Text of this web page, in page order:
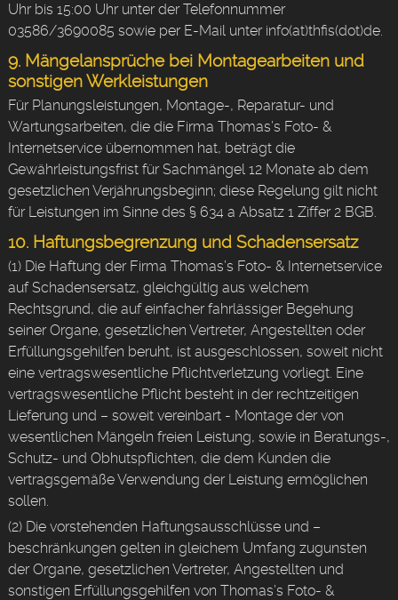
Uhr bis 15:00 Uhr unter der Telefonnummer
03586/3690085 sowie per E-Mail unter info(at)thfis(dot)de.
9. Mängelansprüche bei Montagearbeiten und
sonstigen Werkleistungen
Für Planungsleistungen, Montage-, Reparatur- und
Wartungsarbeiten, die die Firma Thomas’s Foto- &
Internetservice übernommen hat, beträgt die
Gewährleistungsfrist für Sachmängel 12 Monate ab dem
gesetzlichen Verjährungsbeginn; diese Regelung gilt nicht
für Leistungen im Sinne des § 634 a Absatz 1 Ziffer 2 BGB.
10. Haftungsbegrenzung und Schadensersatz
(1) Die Haftung der Firma Thomas’s Foto- & Internetservice
auf Schadensersatz, gleichgültig aus welchem
Rechtsgrund, die auf einfacher fahrlässiger Begehung
seiner Organe, gesetzlichen Vertreter, Angestellten oder
Erfüllungsgehilfen beruht, ist ausgeschlossen, soweit nicht
eine vertragswesentliche Pflichtverletzung vorliegt. Eine
vertragswesentliche Pflicht besteht in der rechtzeitigen
Lieferung und – soweit vereinbart - Montage der von
wesentlichen Mängeln freien Leistung, sowie in Beratungs-,
Schutz- und Obhutspflichten, die dem Kunden die
vertragsgemäße Verwendung der Leistung ermöglichen
sollen.
(2) Die vorstehenden Haftungsausschlüsse und –
beschränkungen gelten in gleichem Umfang zugunsten
der Organe, gesetzlichen Vertreter, Angestellten und
sonstigen Erfüllungsgehilfen von Thomas’s Foto- &